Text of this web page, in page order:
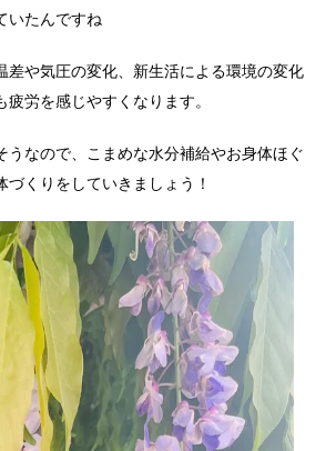
いたんですね
差や気圧の変化、新生活による環境の変化
疲労を感じやすくなります。
うなので、こまめな水分補給やお身体ほぐ
づくりをしていきましょう！